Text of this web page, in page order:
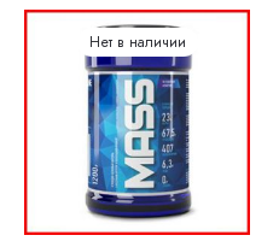
Нет в наличии